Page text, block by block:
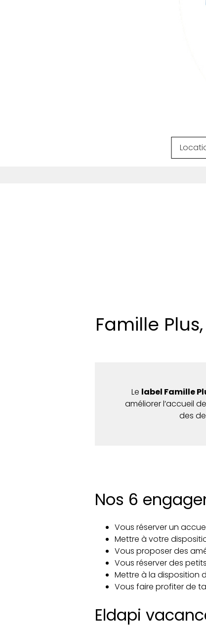
Famille
Le label Famille
améliorer l’accueil
des
Nos 6
Vous réserver un
Mettre à votre
Vous proposer des
Vous réserver des
Mettre à la disposition
Vous faire profiter de
Eldapi